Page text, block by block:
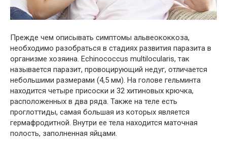
Прежде чем описывать симптомы альвеококкоза,
необходимо разобраться в стадиях развития паразита в
организме хозяина. Echinococcus multilocularis, так
называется паразит, провоцирующий недуг, отличается
небольшими размерами (4,5 мм). На голове гельминта
находится четыре присоски и 32 хитиновых крючка,
расположенных в два ряда. Также на теле есть
проглоттиды, самая большая из которых является
гермафродитной. Внутри ее тела находится маточная
полость, заполненная яйцами.